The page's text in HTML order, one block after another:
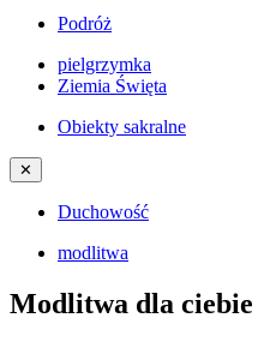
Podróż
pielgrzymka
Ziemia Święta
Obiekty sakralne
✕
Duchowość
modlitwa
Modlitwa dla ciebie